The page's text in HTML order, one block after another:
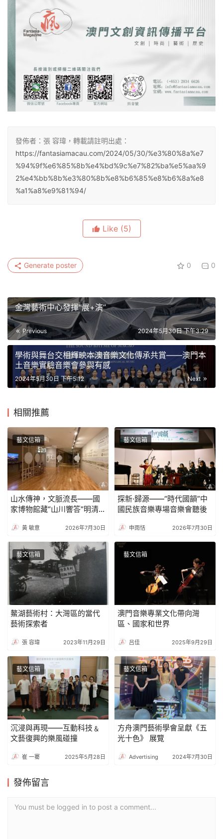
發佈者：張 容瑋，轉載請註明出處：
https://fantasiamacau.com/2024/05/30/%e3%80%8a%e7
%94%9f%e6%85%8b%e4%bd%9c%e7%82%ba%e5%aa%9
2%e4%bb%8b%e3%80%8b%e8%b6%85%e8%b6%8a%e8
%a1%a8%e9%81%94/
Like (5)
0 0
Generate poster
金灣藝術中心發揮“展+演”
Previous 2024年5月30日 下午3:29
學術與舞台交相輝映本澳音樂文化傳承共賞——澳門本
土音樂實驗音樂會參與有感
Next
2024年5月30日 下午5:12
相關推薦
藝文信箱
山水傳神，文脈流長——國
家博物館藏“山川響答”明清
黃 敏意 2026年7月30日
藝文信箱
探新·歸源——“時代國韻”中
國民族音樂專場音樂會聽後
申雨恬 2026年7月30日
藝文信箱
鰲湖藝術村：大灣區的當代
藝術探索者
張 容瑋 2023年11月29日
藝文信箱
澳門音樂專業文化帶向灣
區、國家和世界
吕佳 2025年9月29日
藝文信箱
沉浸與再現——互動科技﹠
文藝復興的樂風碰撞
崔 一騫 2025年5月28日
藝文信箱
方舟澳門藝術學會呈獻《五
光十色》 展覽
Advertising 2024年7月30日
發佈留言
You must be logged in to post a comment...